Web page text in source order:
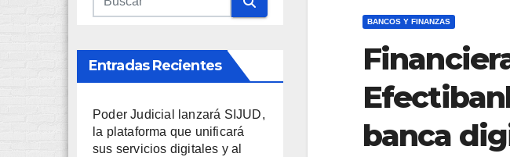
Entradas Recientes
Poder Judicial lanzará SIJUD,
la plataforma que unificará
sus servicios digitales y al
BANCOS Y FINANZAS
banca